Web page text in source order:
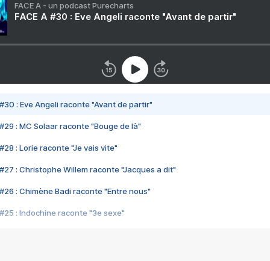
FACE A - un podcast Purecharts
FACE A #30 : Eve Angeli raconte "Avant de partir"
#30 : Eve Angeli raconte "Avant de partir"
#29 : MC Solaar raconte "Bouge de là"
#28 : Lorie raconte "Je vais vite"
#27 : Christophe Willem raconte "Jacques a dit"
#26 : Chimène Badi raconte "Entre nous"
#25 : Indochine raconte "3e sexe"